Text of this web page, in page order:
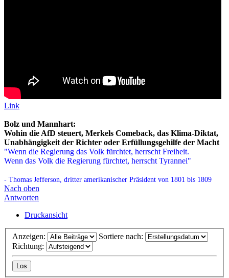
Link
Bolz und Mannhart:
Wohin die AfD steuert, Merkels Comeback, das Klima-Diktat,
Unabhängigkeit der Richter oder Erfüllungsgehilfe der Macht
"Wenn die Regierung das Volk fürchtet, herrscht Freiheit.
Wenn das Volk die Regierung fürchtet, herrscht Tyrannei"
- Thomas Jefferson, dritter amerikanischer Präsident von 1801 bis 1809
Nach oben
Antworten
Druckansicht
Anzeigen:
Sortiere nach:
Richtung: